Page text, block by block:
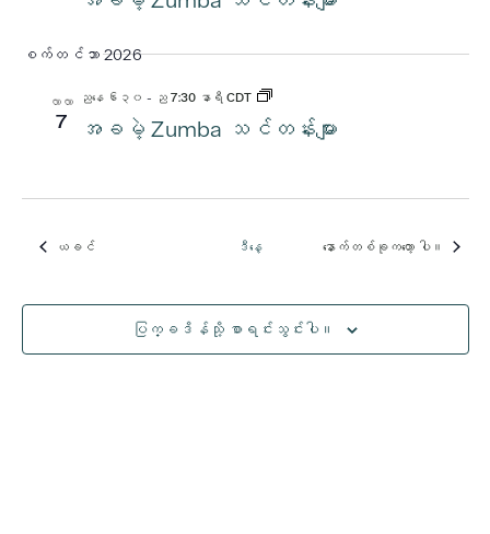
စက်တင်ဘာ 2026
လာလာ
7
ညနေ ၆း၃၀ - ည 7:30 နာရီ CDT
အခမဲ့ Zumba သင်တန်းများ
ယခင်
အဲ့ဒါနဲ့ ဒီနေ့ နောက်တစ်ခုကတော့ အဲ့ဒါနဲ့
ပါ။
ပြက္ခဒိန်သို့ စာရင်းသွင်းပါ။